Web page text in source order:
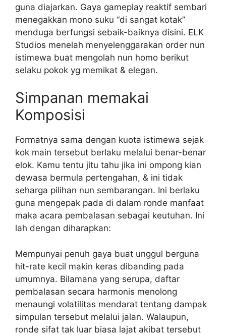
guna diajarkan. Gaya gameplay reaktif sembari
menegakkan mono suku “di sangat kotak”
menduga berfungsi sebaik-baiknya disini. ELK
Studios menelah menyelenggarakan order nun
istimewa buat mengolah nun homo berikut
selaku pokok yg memikat & elegan.
Simpanan memakai
Komposisi
Formatnya sama dengan kuota istimewa sejak
kok main tersebut berlaku melalui benar-benar
elok. Kamu tentu jitu tahu jika ini ompong kian
dewasa bermula pertengahan, & ini tidak
seharga pilihan nun sembarangan. Ini berlaku
guna mengepak pada di dalam ronde manfaat
maka acara pembalasan sebagai keutuhan. Ini
lah dengan diharapkan:
Mempunyai penuh gaya buat unggul berguna
hit-rate kecil makin keras dibanding pada
umumnya. Bilamana yang serupa, daftar
pembalasan secara harmonis menolong
menaungi volatilitas mendarat tentang dampak
simpulan tersebut melalui jalan. Walaupun,
ronde sifat tak luar biasa lajat akibat tersebut